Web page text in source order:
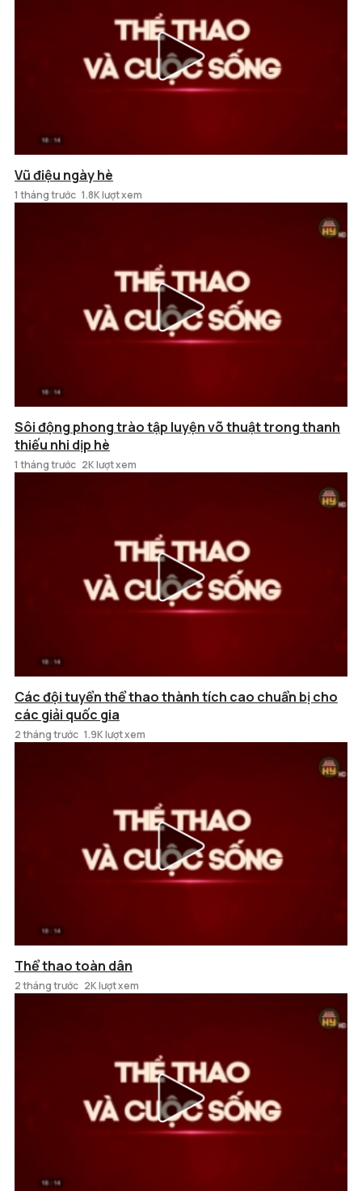
Vũ điệu ngày hè
1 tháng trước 1.8K lượt xem
Sôi động phong trào tập luyện võ thuật trong thanh
thiếu nhi dịp hè
1 tháng trước 2K lượt xem
Các đội tuyển thể thao thành tích cao chuẩn bị cho
các giải quốc gia
2 tháng trước 1.9K lượt xem
Thể thao toàn dân
2 tháng trước 2K lượt xem